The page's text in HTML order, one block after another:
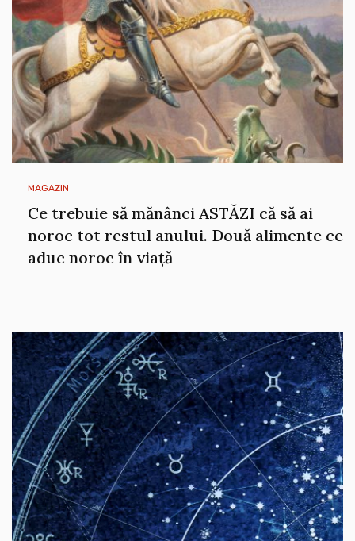
MAGAZIN
Ce trebuie să mănânci ASTĂZI că să ai
noroc tot restul anului. Două alimente ce
aduc noroc în viață